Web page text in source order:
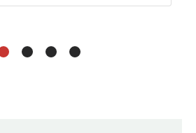
1 2 3 4